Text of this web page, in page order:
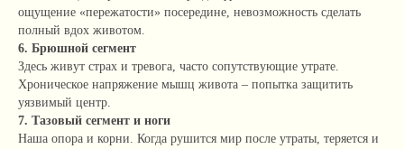
ощущение «пережатости» посередине, невозможность сделать
полный вдох животом.
6. Брюшной сегмент
Здесь живут страх и тревога, часто сопутствующие утрате.
Хроническое напряжение мышц живота – попытка защитить
уязвимый центр.
7. Тазовый сегмент и ноги
Наша опора и корни. Когда рушится мир после утраты, теряется и